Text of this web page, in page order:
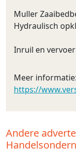
Muller
Hydraulisch
Inruil en
Meer informatie:
https://
Andere